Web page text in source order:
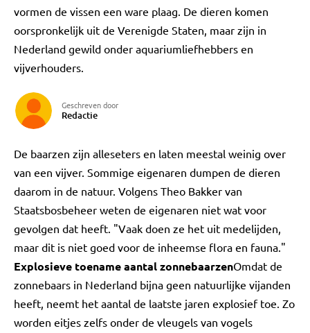
vormen de vissen een ware plaag. De dieren komen
oorspronkelijk uit de Verenigde Staten, maar zijn in
Nederland gewild onder aquariumliefhebbers en
vijverhouders.
Geschreven door
Redactie
De baarzen zijn alleseters en laten meestal weinig over
van een vijver. Sommige eigenaren dumpen de dieren
daarom in de natuur. Volgens Theo Bakker van
Staatsbosbeheer weten de eigenaren niet wat voor
gevolgen dat heeft. "Vaak doen ze het uit medelijden,
maar dit is niet goed voor de inheemse flora en fauna."
Explosieve toename aantal zonnebaarzenOmdat de
zonnebaars in Nederland bijna geen natuurlijke vijanden
heeft, neemt het aantal de laatste jaren explosief toe. Zo
worden eitjes zelfs onder de vleugels van vogels